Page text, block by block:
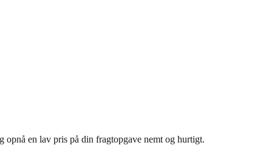
en lav pris på din fragtopgave nemt og hurtigt.